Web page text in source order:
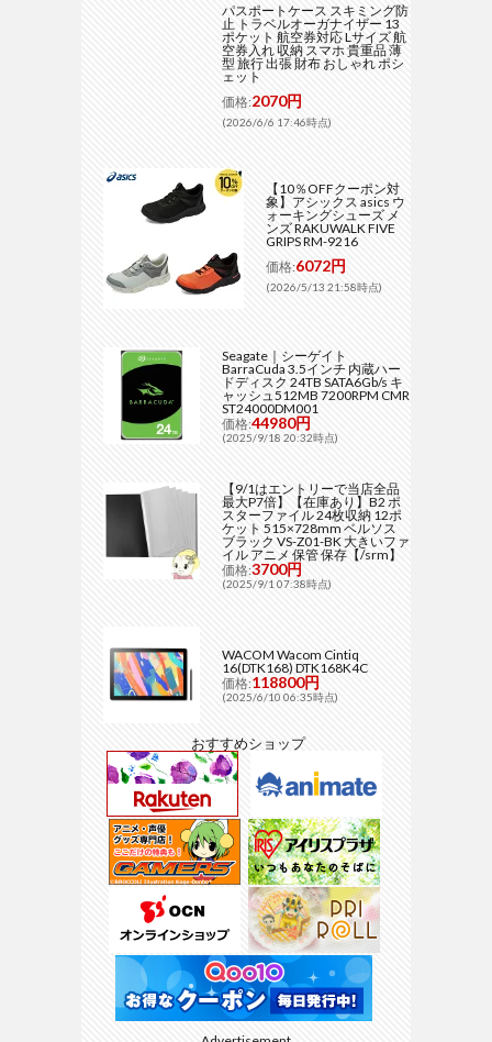
パスポートケース スキミング防
止 トラベルオーガナイザー 13
ポケット 航空券対応 Lサイズ 航
空券入れ 収納 スマホ 貴重品 薄
型 旅行 出張 財布 おしゃれ ポシ
ェット
価格:2070円
(2026/6/6 17:46時点)
【10％OFFクーポン対
象】アシックス asics ウ
ォーキングシューズ メ
ンズ RAKUWALK FIVE
GRIPS RM-9216
価格:6072円
(2026/5/13 21:58時点)
Seagate｜シーゲイト
BarraCuda 3.5インチ 内蔵ハー
ドディスク 24TB SATA6Gb/s キ
ャッシュ512MB 7200RPM CMR
ST24000DM001
価格:44980円
(2025/9/18 20:32時点)
【9/1はエントリーで当店全品
最大P7倍】【在庫あり】B2 ポ
スターファイル 24枚収納 12ポ
ケット 515×728mm ベルソス
ブラック VS-Z01-BK 大きいファ
イル アニメ 保管 保存【/srm】
価格:3700円
(2025/9/1 07:38時点)
WACOM Wacom Cintiq
16(DTK168) DTK168K4C
価格:118800円
(2025/6/10 06:35時点)
おすすめショップ